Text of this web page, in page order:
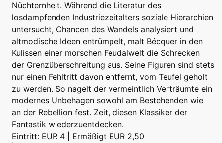
Nüchternheit. Während die Literatur des
losdampfenden Industriezeitalters soziale Hierarchien
untersucht, Chancen des Wandels analysiert und
altmodische Ideen entrümpelt, malt Bécquer in den
Kulissen einer morschen Feudalwelt die Schrecken
der Grenzüberschreitung aus. Seine Figuren sind stets
nur einen Fehltritt davon entfernt, vom Teufel geholt
zu werden. So nagelt der vermeintlich Verträumte ein
modernes Unbehagen sowohl am Bestehenden wie
an der Rebellion fest. Zeit, diesen Klassiker der
Fantastik wiederzuentdecken.
Eintritt: EUR 4 | Ermäßigt EUR 2,50